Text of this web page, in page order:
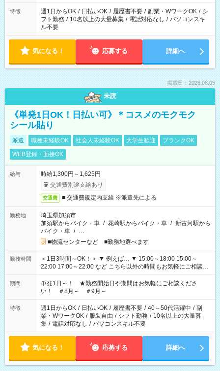
ください！
特徴 週1日からOK / 日払いOK / 履歴書不要 / 副業・WワークOK / シ
フト勤務 / 10名以上の大量募集 / 電話対応なし / パソコンスキ
ル不要
気になる！ 応募する 詳細へ
掲載日：2026.08.05
未読
《単発1日OK！日払い可》＊コスメのモクモク
シール貼り
派遣 職種未経験OK 社会人未経験OK 大学生歓迎
ブランクOK
WEB登録・面接OK
給与
時給1,300円～1,625円
交通費別途支給あり
交通費 ■ 交通費規定内支給 ※派遣先による
勤務地
埼玉県加須市
加須駅からバイク・車 / 花崎駅からバイク・車 / 新古河駅から
バイク・車 / …
■物流センターなど ■勤務地選べます
勤務時間
＜1日3時間～OK！＞ ▼ 例えば… ▼ 15:00～18:00 15:00～
22:00 17:00～22:00 など こちら以外の時間もお気軽にご相談く
ださい！
期間
単発1日～！ ★勤務開始日や期間はお気軽にご相談くださ
い！ ＃8月～ ＃9月～
特徴 週1日からOK / 日払いOK / 履歴書不要 / 40～50代活躍中 / 副
業・WワークOK / 服装自由 / シフト勤務 / 10名以上の大量募
集 / 電話対応なし / パソコンスキル不要
気になる！ 応募する 詳細へ